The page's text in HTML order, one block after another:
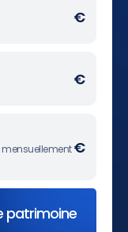
€
€
€
patrimoine